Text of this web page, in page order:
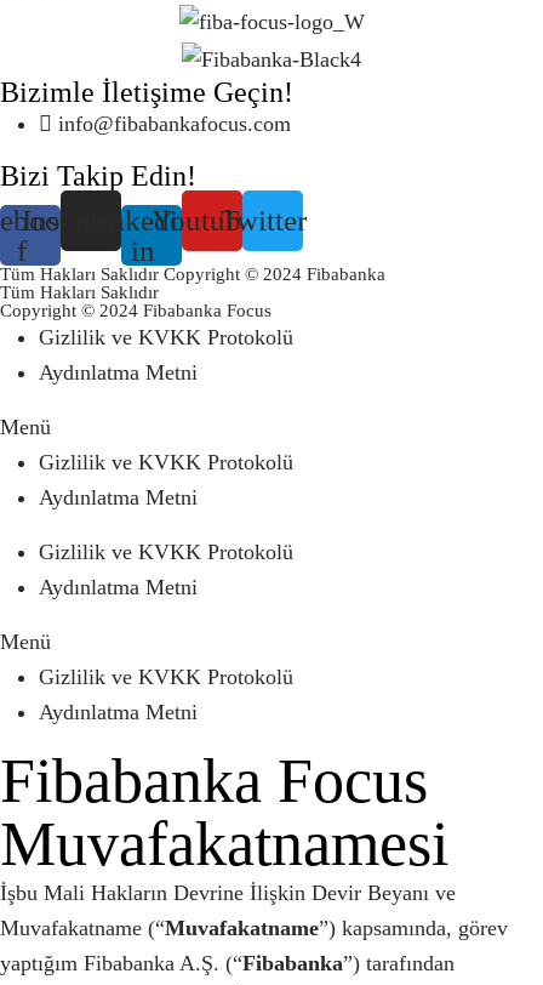
Bizimle İletişime Geçin!
info@fibabankafocus.com
Bizi Takip Edin!
f
InstagramLinkedin-
in
YoutubeTwitter
Tüm Hakları Saklıdır Copyright © 2024 Fibabanka
Tüm Hakları Saklıdır
Copyright © 2024 Fibabanka Focus
Gizlilik ve KVKK Protokolü
Aydınlatma Metni
Menü
Gizlilik ve KVKK Protokolü
Aydınlatma Metni
Gizlilik ve KVKK Protokolü
Aydınlatma Metni
Menü
Gizlilik ve KVKK Protokolü
Aydınlatma Metni
Fibabanka Focus
Muvafakatnamesi
İşbu Mali Hakların Devrine İlişkin Devir Beyanı ve
Muvafakatname (“Muvafakatname”) kapsamında, görev
yaptığım Fibabanka A.Ş. (“Fibabanka”) tarafından